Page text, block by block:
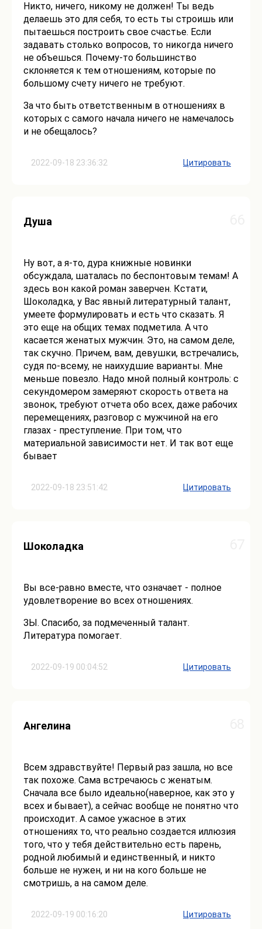
2022-09-18 23:36:32
Никто, ничего, никому не должен! Ты ведь
делаешь это для себя, то есть ты строишь или
пытаешься построить свое счастье. Если
задавать столько вопросов, то никогда ничего
не объешься. Почему-то большинство
склоняется к тем отношениям, которые по
большому счету ничего не требуют.
За что быть ответственным в отношениях в
которых с самого начала ничего не намечалось
и не обещалось?
Цитировать
2022-09-18 23:51:42
Душа
Ну вот, а я-то, дура книжные новинки
обсуждала, шаталась по беспонтовым темам! А
здесь вон какой роман заверчен. Кстати,
Шоколадка, у Вас явный литературный талант,
умеете формулировать и есть что сказать. Я
это еще на общих темах подметила. А что
касается женатых мужчин. Это, на самом деле,
так скучно. Причем, вам, девушки, встречались,
судя по-всему, не наихудшие варианты. Мне
меньше повезло. Надо мной полный контроль: с
секундомером замеряют скорость ответа на
звонок, требуют отчета обо всех, даже рабочих
перемещениях, разговор с мужчиной на его
глазах - преступление. При том, что
материальной зависимости нет. И так вот еще
бывает
Цитировать
2022-09-19 00:04:52
Шоколадка
Вы все-равно вместе, что означает - полное
удовлетворение во всех отношениях.
ЗЫ. Спасибо, за подмеченный талант.
Литература помогает.
Цитировать
2022-09-19 00:16:20
Ангелина
Всем здравствуйте! Первый раз зашла, но все
так похоже. Сама встречаюсь с женатым.
Сначала все было идеально(наверное, как это у
всех и бывает), а сейчас вообще не понятно что
происходит. А самое ужасное в этих
отношениях то, что реально создается иллюзия
того, что у тебя действительно есть парень,
родной любимый и единственный, и никто
больше не нужен, и ни на кого больше не
смотришь, а на самом деле.
Цитировать